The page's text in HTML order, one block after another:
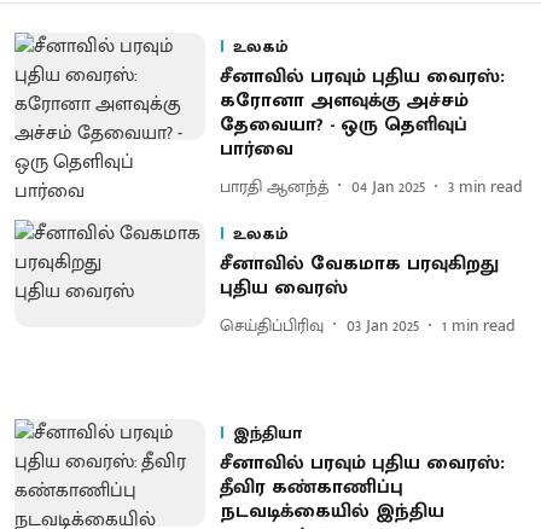
உலகம்
சீனாவில் பரவும் புதிய வைரஸ்:
கரோனா அளவுக்கு அச்சம்
தேவையா? - ஒரு தெளிவுப்
பார்வை
பாரதி ஆனந்த் 04 Jan 2025 3 min read
உலகம்
சீனாவில் வேகமாக பரவுகிறது
புதிய வைரஸ்
செய்திப்பிரிவு 03 Jan 2025 1 min read
இந்தியா
சீனாவில் பரவும் புதிய வைரஸ்:
தீவிர கண்காணிப்பு
நடவடிக்கையில் இந்திய